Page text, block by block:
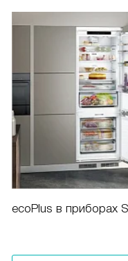
ecoPlus в приборах